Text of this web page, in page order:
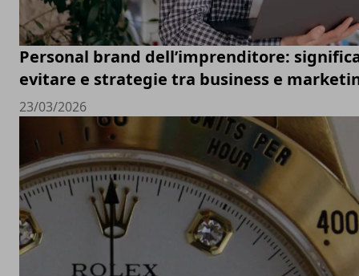
Personal brand dell’imprenditore:
evitare e strategie tra business e
23/03/2026